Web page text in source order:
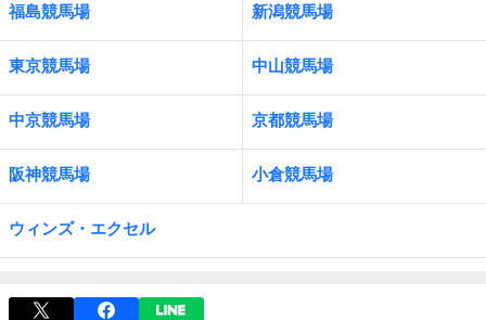
福島競馬場 新潟競馬場
東京競馬場 中山競馬場
中京競馬場 京都競馬場
阪神競馬場 小倉競馬場
ウィンズ・エクセル